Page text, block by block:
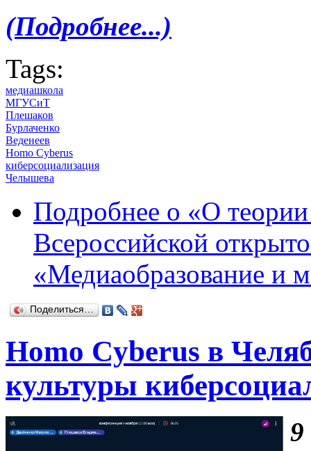
(Подробнее...)
Tags:
медиашкола
МГУСиТ
Плешаков
Бурлаченко
Веденеев
Homo Cyberus
киберсоциализация
Челышева
Подробнее о «О
Всероссийской
«Медиаобразование и
Поделиться…
Homo Cyberus в
культуры
9